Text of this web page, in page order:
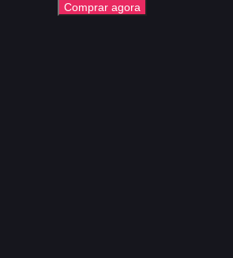
Comprar agora